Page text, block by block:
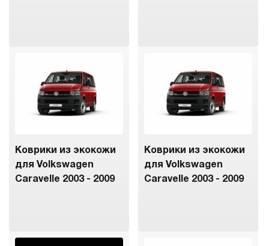
Коврики из экокожи
для Volkswagen
Caravelle 2003 - 2009
Коврики из экокожи
для Volkswagen
Caravelle 2003 - 2009